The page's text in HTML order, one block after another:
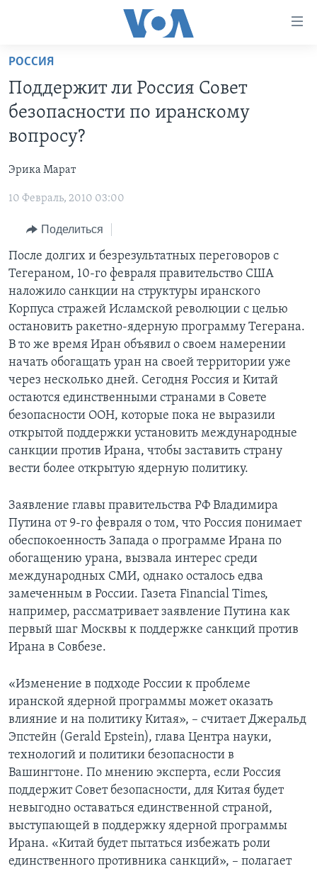
Перейти
основной
контент
основной
навигации
Перейти
поиск
ПРОГРАММЫ
ПОЧЕМУ ЭТО ВАЖНО?
ДИСКУССИЯ VOA
ДЕТАЛИ
НЬЮ-ЙОРК NEW YORK
АМЕРИКА. БОЛЬШОЕ ПУТЕШЕСТВИЕ
НАША АМЕРИКАНСКАЯ ИСТОРИЯ
А КАК В АМЕРИКЕ?
АРТЕФАКТЫ
АМЕРИКАНСКИЕ ГОРОДКИ
ТЕСТЫ
ИНТЕРВЬЮ
ФАКТЫ ПРОТИВ ФЕЙКОВ
ЗА СВОБОДУ ПРЕССЫ
УЧИМ АНГЛИЙСКИЙ
ВИДЕО
ПОДПИСКА НА НОВОСТИ
Learning English
СОЦИАЛЬНЫЕ СЕТИ
Языки
РОССИЯ
Поддержит ли Россия Совет
безопасности по иранскому
вопросу?
Эрика Марат
10 Февраль, 2010 03:00
Поделиться
После долгих и безрезультатных переговоров с
Тегераном, 10-го февраля правительство США
наложило санкции на структуры иранского
Корпуса стражей Исламской революции с целью
остановить ракетно-ядерную программу Тегерана.
В то же время Иран объявил о своем намерении
начать обогащать уран на своей территории уже
через несколько дней. Сегодня Россия и Китай
остаются единственными странами в Совете
безопасности ООН, которые пока не выразили
открытой поддержки установить международные
санкции против Ирана, чтобы заставить страну
вести более открытую ядерную политику.
Заявление главы правительства РФ Владимира
Путина от 9-го февраля о том, что Россия понимает
обеспокоенность Запада о программе Ирана по
обогащению урана, вызвала интерес среди
международных СМИ, однако осталось едва
замеченным в России. Газета Financial Times,
например, рассматривает заявление Путина как
первый шаг Москвы к поддержке санкций против
Ирана в Совбезе.
«Изменение в подходе России к проблеме
иранской ядерной программы может оказать
влияние и на политику Китая», – считает Джеральд
Эпстейн (Gerald Epstein), глава Центра науки,
технологий и политики безопасности в
Вашингтоне. По мнению эксперта, если Россия
поддержит Совет безопасности, для Китая будет
невыгодно оставаться единственной страной,
выступающей в поддержку ядерной программы
Ирана. «Китай будет пытаться избежать роли
единственного противника санкций», – полагает